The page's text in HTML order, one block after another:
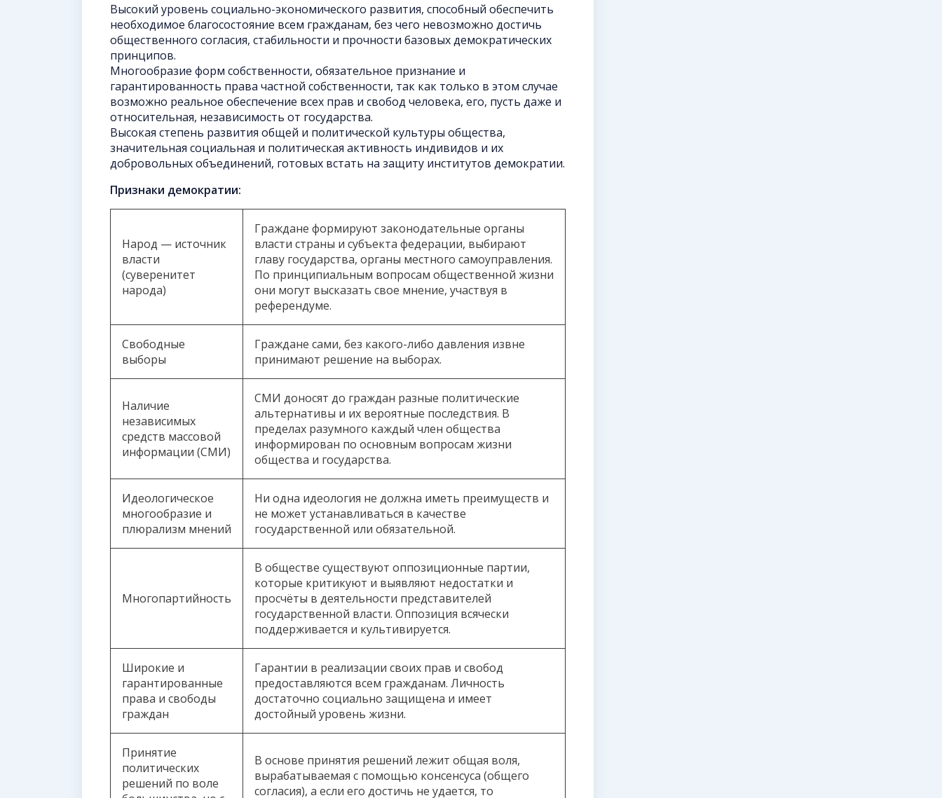
Высокий уровень социально-экономического развития, способный обеспечить
необходимое благосостояние всем гражданам, без чего невозможно достичь
общественного согласия, стабильности и прочности базовых демократических
принципов.
Многообразие форм собственности, обязательное признание и
гарантированность права частной собственности, так как только в этом случае
возможно реальное обеспечение всех прав и свобод человека, его, пусть даже и
относительная, независимость от государства.
Высокая степень развития общей и политической культуры общества,
значительная социальная и политическая активность индивидов и их
добровольных объединений, готовых встать на защиту институтов демократии.
Признаки демократии:
Народ — источник
власти
(суверенитет
народа)
Граждане формируют законодательные органы
власти страны и субъекта федерации, выбирают
главу государства, органы местного самоуправления.
По принципиальным вопросам общественной жизни
они могут высказать свое мнение, участвуя в
референдуме.
Свободные
выборы
Граждане сами, без какого-либо давления извне
принимают решение на выборах.
Наличие
независимых
средств массовой
информации (СМИ)
СМИ доносят до граждан разные политические
альтернативы и их вероятные последствия. В
пределах разумного каждый член общества
информирован по основным вопросам жизни
общества и государства.
Идеологическое
многообразие и
плюрализм мнений
Ни одна идеология не должна иметь преимуществ и
не может устанавливаться в качестве
государственной или обязательной.
Многопартийность
В обществе существуют оппозиционные партии,
которые критикуют и выявляют недостатки и
просчёты в деятельности представителей
государственной власти. Оппозиция всячески
поддерживается и культивируется.
Широкие и
гарантированные
права и свободы
граждан
Гарантии в реализации своих прав и свобод
предоставляются всем гражданам. Личность
достаточно социально защищена и имеет
достойный уровень жизни.
Принятие
политических
решений по воле
В основе принятия решений лежит общая воля,
вырабатываемая с помощью консенсуса (общего
согласия), а если его достичь не удается, то